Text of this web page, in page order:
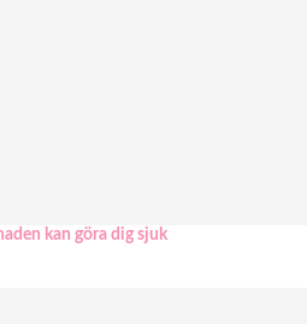
kan göra dig sjuk